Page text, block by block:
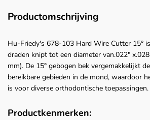
Productomschrijving
Hu-Friedy's 678-103 Hard Wire Cutter 15°
draden knipt tot een diameter van.022"
mm). De 15° gebogen bek vergemakkelijkt
bereikbare gebieden in de mond, waardoor
is voor diverse orthodontische toepassingen.
Productkenmerken: